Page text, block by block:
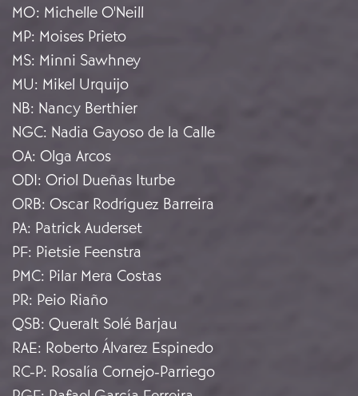
MO: Michelle O'Neill
MP: Moises Prieto
MS: Minni Sawhney
MU: Mikel Urquijo
NB: Nancy Berthier
NGC: Nadia Gayoso de la Calle
OA: Olga Arcos
ODI: Oriol Dueñas Iturbe
ORB: Oscar Rodríguez Barreira
PA: Patrick Auderset
PF: Pietsie Feenstra
PMC: Pilar Mera Costas
PR: Peio Riaño
QSB: Queralt Solé Barjau
RAE: Roberto Álvarez Espinedo
RC-P: Rosalía Cornejo-Parriego